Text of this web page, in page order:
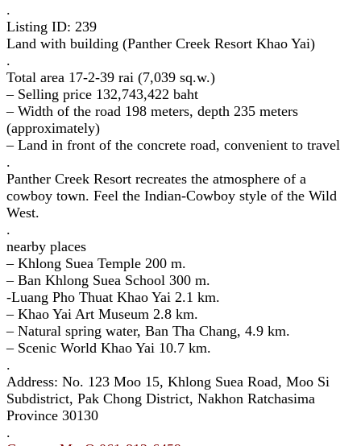
.
Listing ID: 239
Land with building (Panther Creek Resort Khao Yai)
.
Total area 17-2-39 rai (7,039 sq.w.)
– Selling price 132,743,422 baht
– Width of the road 198 meters, depth 235 meters
(approximately)
– Land in front of the concrete road, convenient to travel
.
Panther Creek Resort recreates the atmosphere of a
cowboy town. Feel the Indian-Cowboy style of the Wild
West.
.
nearby places
– Khlong Suea Temple 200 m.
– Ban Khlong Suea School 300 m.
-Luang Pho Thuat Khao Yai 2.1 km.
– Khao Yai Art Museum 2.8 km.
– Natural spring water, Ban Tha Chang, 4.9 km.
– Scenic World Khao Yai 10.7 km.
.
Address: No. 123 Moo 15, Khlong Suea Road, Moo Si
Subdistrict, Pak Chong District, Nakhon Ratchasima
Province 30130
.